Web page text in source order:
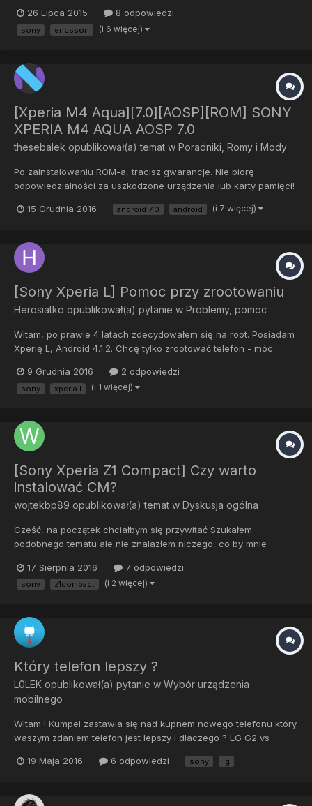
Czy może ktoś mi podać instrukcję krok po kroku? Pozdrawiam
26 Lipca 2015 8 odpowiedzi
sony ericsson (i 6 więcej)
[Xperia M4 Aqua][7.0][AOSP][ROM] SONY
XPERIA M4 AQUA AOSP 7.0
thesebalek opublikował(a) temat w Poradniki, Romy i Mody
Po zainstalowaniu ROM-a, tracisz gwarancje. Nie biorę
odpowiedzialności za uszkodzone urządzenia lub karty pamięci!
http://www.mediafire.com/file/e3au1ee8whogtfr/aosp_e2303-
https://drive.google.com/file/d/0Bwfkh9Wew36kem9wdDQ1enJk
Umc/edit BUGI:...
15 Grudnia 2016 android 7.0 android (i 7 więcej)
[Sony Xperia L] Pomoc przy zrootowaniu
Herosiatko opublikował(a) pytanie w Problemy, pomoc
Witam, po prawie 4 latach zdecydowałem się na root. Posiadam
Xperię L, Android 4.1.2. Chcę tylko zrootować telefon - móc
wgrywać innego softu (CyanogenMod)! No więc, nie wiem czy
to jest przydatne ale sprawdziłem i jest t...
9 Grudnia 2016 2 odpowiedzi
sony xperia l (i 1 więcej)
[Sony Xperia Z1 Compact] Czy warto
instalować CM?
wojtekbp89 opublikował(a) temat w Dyskusja ogólna
Cześć, na początek chciałbym się przywitać Szukałem
podobnego tematu ale nie znalazłem niczego, co by mnie
instalować CM na Xperii Z1 Compact. Otóż telefon ma już ponad
2 lata. Nie narzekam na jego "zamulanie". Brakuje mi...
17 Sierpnia 2016 7 odpowiedzi
sony z1compact (i 2 więcej)
Który telefon lepszy ?
L0LEK opublikował(a) pytanie w Wybór urządzenia
mobilnego
Witam ! Kumpel zastawia się nad kupnem nowego telefonu który
waszym zdaniem telefon jest lepszy i dlaczego ? LG G2 vs
Custom Romów
19 Maja 2016 6 odpowiedzi sony lg